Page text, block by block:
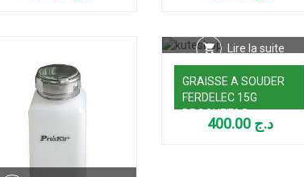
Lire la suite
GRAISSE A SOUDER
FERDELEC 15G
BROQUETAS
د.ج 400.00